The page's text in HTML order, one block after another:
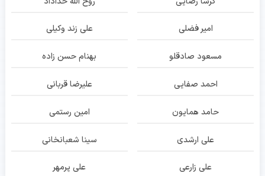
امیر فضلی علی زند وکیلی
مسعود صادقلو بهنام حسن زاده
احمد صفایی علیرضا قربانی
حامد همایون امین رستمی
علی ارشدی سینا شعبانخانی
علی زارعی علی پرمهر